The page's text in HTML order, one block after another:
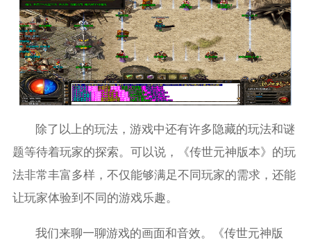
除了以上的玩法，游戏中还有许多隐藏的玩法和谜
题等待着玩家的探索。可以说，《传世元神版本》的玩
法非常丰富多样，不仅能够满足不同玩家的需求，还能
让玩家体验到不同的游戏乐趣。
我们来聊一聊游戏的画面和音效。《传世元神版